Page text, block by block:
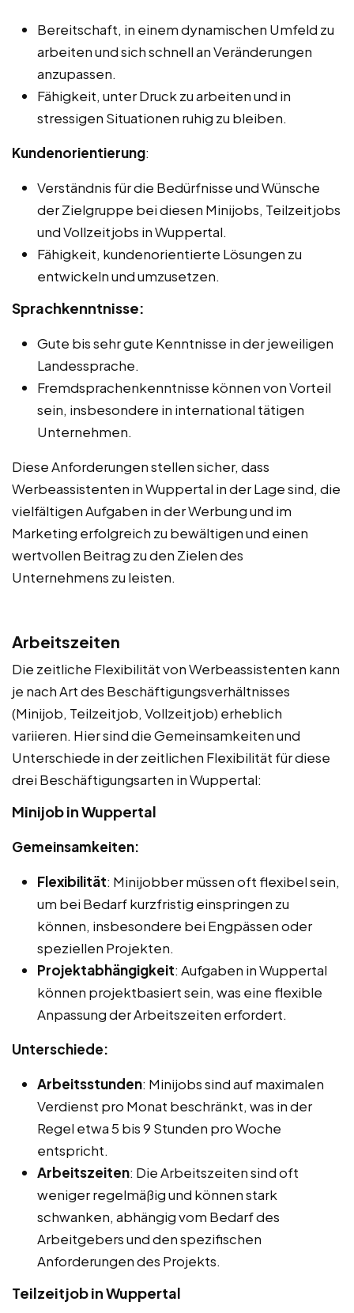
Bereitschaft, in einem dynamischen Umfeld zu
arbeiten und sich schnell an Veränderungen
anzupassen.
Fähigkeit, unter Druck zu arbeiten und in
stressigen Situationen ruhig zu bleiben.
Kundenorientierung:
Verständnis für die Bedürfnisse und Wünsche
der Zielgruppe bei diesen Minijobs, Teilzeitjobs
und Vollzeitjobs in Wuppertal.
Fähigkeit, kundenorientierte Lösungen zu
entwickeln und umzusetzen.
Sprachkenntnisse:
Gute bis sehr gute Kenntnisse in der jeweiligen
Landessprache.
Fremdsprachenkenntnisse können von Vorteil
sein, insbesondere in international tätigen
Unternehmen.
Diese Anforderungen stellen sicher, dass
Werbeassistenten in Wuppertal in der Lage sind, die
vielfältigen Aufgaben in der Werbung und im
Marketing erfolgreich zu bewältigen und einen
wertvollen Beitrag zu den Zielen des
Unternehmens zu leisten.
Arbeitszeiten
Die zeitliche Flexibilität von Werbeassistenten kann
je nach Art des Beschäftigungsverhältnisses
(Minijob, Teilzeitjob, Vollzeitjob) erheblich
variieren. Hier sind die Gemeinsamkeiten und
Unterschiede in der zeitlichen Flexibilität für diese
drei Beschäftigungsarten in Wuppertal:
Minijob in Wuppertal
Gemeinsamkeiten:
Flexibilität: Minijobber müssen oft flexibel sein,
um bei Bedarf kurzfristig einspringen zu
können, insbesondere bei Engpässen oder
speziellen Projekten.
Projektabhängigkeit: Aufgaben in Wuppertal
können projektbasiert sein, was eine flexible
Anpassung der Arbeitszeiten erfordert.
Unterschiede:
Arbeitsstunden: Minijobs sind auf maximalen
Verdienst pro Monat beschränkt, was in der
Regel etwa 5 bis 9 Stunden pro Woche
entspricht.
Arbeitszeiten: Die Arbeitszeiten sind oft
weniger regelmäßig und können stark
schwanken, abhängig vom Bedarf des
Arbeitgebers und den spezifischen
Anforderungen des Projekts.
Teilzeitjob in Wuppertal